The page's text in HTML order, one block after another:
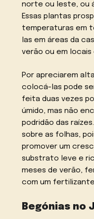
norte ou leste, ou
Essas plantas
temperaturas em
las em áreas da
verão ou em
Por apreciarem
colocá-las pode
feita duas vezes
úmido, mas não
podridão das
sobre as folhas,
promover um
substrato leve e
meses de verão,
com um
Begónias no